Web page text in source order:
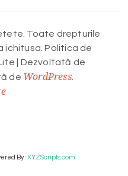
Toate drepturile
ichitusa. Politica de
| Dezvoltată de
de WordPress.
By : XYZScripts.com